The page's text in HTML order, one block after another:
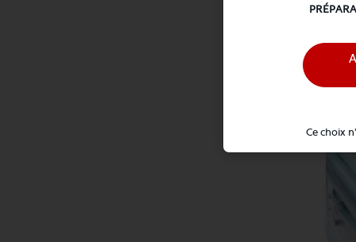
Ce choix